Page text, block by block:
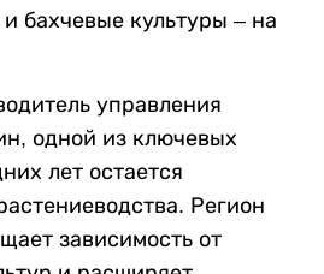
бахчевые культуры – на
управления
одной из ключевых
лет остается
Регион
зависимость от